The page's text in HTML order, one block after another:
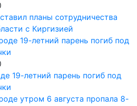
планы сотрудничества
с Киргизией
19-летний парень погиб под